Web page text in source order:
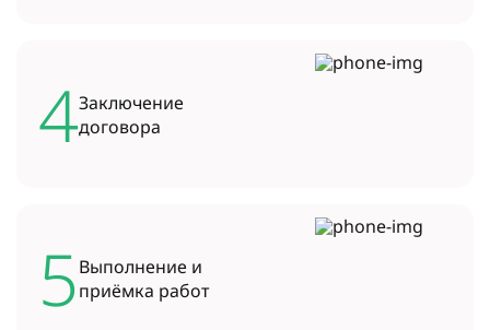
4Заключение
договора
5Выполнение и
приёмка работ